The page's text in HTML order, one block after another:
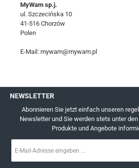
MyWam sp.j.
ul. Szczecińska 10
41-516 Chorzów
Polen
E-Mail: mywam@mywam.pl
NEWSLETTER
Abonnieren Sie jetzt einfach unseren
Newsletter und Sie werden stets unter
Produkte und Angebote
Mail-